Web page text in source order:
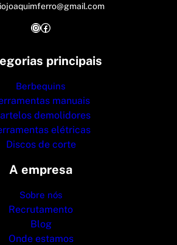
InstagramFacebook
principais
Berbequins
manuais
demolidores
elétricas
Discos de corte
A empresa
Sobre nós
Recrutamento
Blog
Onde estamos